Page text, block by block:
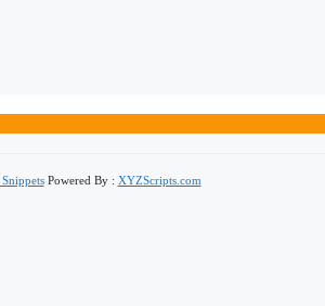
Powered By : XYZScripts.com